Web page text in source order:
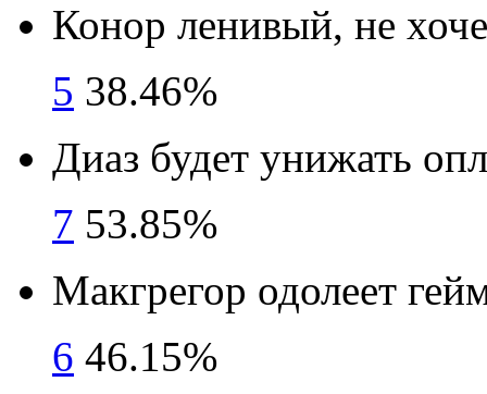
Конор ленивый, не
5 38.46%
Диаз будет унижать
7 53.85%
Макгрегор одолеет
6 46.15%